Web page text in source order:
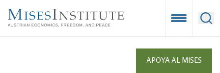
main
Open
APOYA AL MISES